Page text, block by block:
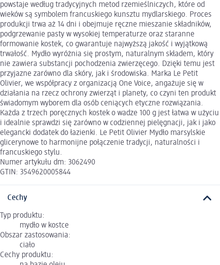
powstaje według tradycyjnych metod rzemieślniczych, które od
wieków są symbolem francuskiego kunsztu mydlarskiego. Proces
produkcji trwa aż 14 dni i obejmuje ręczne mieszanie składników,
podgrzewanie pasty w wysokiej temperaturze oraz staranne
formowanie kostek, co gwarantuje najwyższą jakość i wyjątkową
trwałość. Mydło wyróżnia się prostym, naturalnym składem, który
nie zawiera substancji pochodzenia zwierzęcego. Dzięki temu jest
przyjazne zarówno dla skóry, jak i środowiska. Marka Le Petit
Olivier, we współpracy z organizacją One Voice, angażuje się w
działania na rzecz ochrony zwierząt i planety, co czyni ten produkt
świadomym wyborem dla osób ceniących etyczne rozwiązania.
Każda z trzech poręcznych kostek o wadze 100 g jest łatwa w użyciu
i idealnie sprawdzi się zarówno w codziennej pielęgnacji, jak i jako
elegancki dodatek do łazienki. Le Petit Olivier Mydło marsylskie
glicerynowe to harmonijne połączenie tradycji, naturalności i
francuskiego stylu.
Numer artykułu dm: 3062490
GTIN: 3549620005844
Cechy
Typ produktu:
mydło w kostce
Obszar zastosowania:
ciało
Cechy produktu: